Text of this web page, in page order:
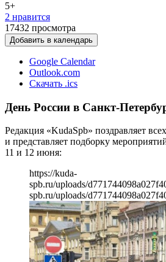
5+
2 нравится
17432 просмотра
Добавить в календарь
Google Calendar
Outlook.com
Скачать .ics
День России в Санкт-
Редакция «KudaSpb» поздравляет
и представляет подборку
11 и 12 июня:
https://kuda-
spb.ru/uploads/
spb.ru/uploads/